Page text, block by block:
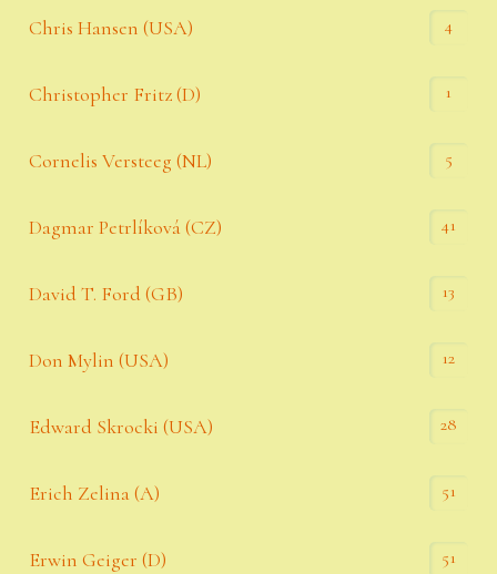
Chris Hansen (USA) 4
Christopher Fritz (D) 1
Cornelis Versteeg (NL) 5
Dagmar Petrlíková (CZ) 41
David T. Ford (GB) 13
Don Mylin (USA) 12
Edward Skrocki (USA) 28
Erich Zelina (A) 51
Erwin Geiger (D) 51